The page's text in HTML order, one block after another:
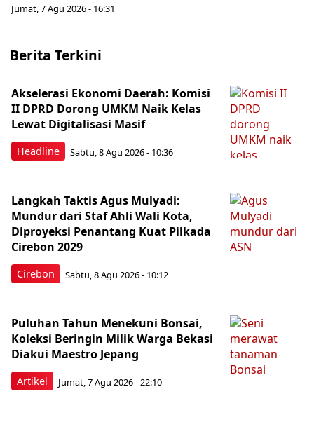
Jumat, 7 Agu 2026 - 16:31
Berita Terkini
Headline
Akselerasi Ekonomi Daerah: Komisi
II DPRD Dorong UMKM Naik Kelas
Lewat Digitalisasi Masif
Sabtu, 8 Agu 2026 - 10:36
Cirebon
Langkah Taktis Agus Mulyadi:
Mundur dari Staf Ahli Wali Kota,
Diproyeksi Penantang Kuat Pilkada
Cirebon 2029
Sabtu, 8 Agu 2026 - 10:12
Artikel
Puluhan Tahun Menekuni Bonsai,
Koleksi Beringin Milik Warga Bekasi
Diakui Maestro Jepang
Jumat, 7 Agu 2026 - 22:10